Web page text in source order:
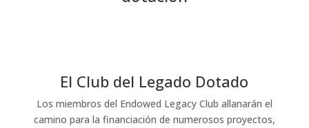
El Club del Legado Dotado
Los miembros del Endowed Legacy Club allanarán el
camino para la financiación de numerosos proyectos,